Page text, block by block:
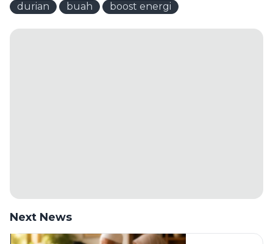
durian buah boost energi
Next News